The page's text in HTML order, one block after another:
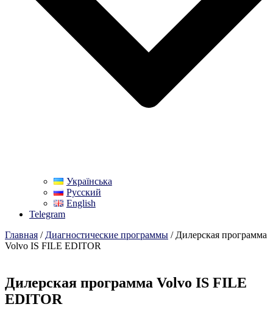
Українська
Русский
English
Telegram
Главная / Диагностические программы / Дилерская программа
Volvo IS FILE EDITOR
Дилерская программа Volvo IS FILE
EDITOR